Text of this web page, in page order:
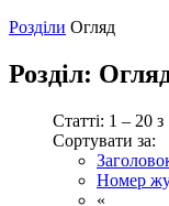
Розділи Огляд
Розділ:
Статті: 1 – 20 з
Сортувати за:
Номер
«